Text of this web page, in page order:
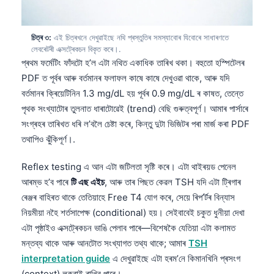
চিত্ৰ ৩: এই চিত্ৰখনে দেখুৱাইছে নথি প্ৰস্তুতিৰ সমস্যাবোৰ যিবোৰে সাধাৰণতে
লেবৰেটৰী এক্সট্ৰেকচন বিকৃত কৰে।.
প্ৰথম ফৰ্মেটিং ফাঁদটো হ’ল এটা নথিত একাধিক তাৰিখ থকা। বহুতো হস্পিটেলৰ
PDF ত পূৰ্বৰ আৰু বৰ্তমানৰ ফলাফল কাষে কাষে দেখুওৱা থাকে, আৰু যদি
বৰ্তমানৰ ক্ৰিয়েটিনিন 1.3 mg/dL হয় পূৰ্বৰ 0.9 mg/dL ৰ কাষত, তেন্তে
পৃথক সংখ্যাটোৰ তুলনাত ধাৰাটোৱেই (trend) বেছি গুৰুত্বপূৰ্ণ। আমাৰ পাৰ্সাৰে
সংগ্ৰহৰ তাৰিখত ধৰি ল’বলৈ চেষ্টা কৰে, কিন্তু দুটা ভিজিটৰ পৰা মাৰ্জ কৰা PDF
তথাপিও ঝুঁকিপূৰ্ণ।.
Reflex testing এ আন এটা জটিলতা সৃষ্টি কৰে। এটা থাইৰয়ড পেনেল
আৰম্ভ হ’ব পাৰে টি এছ এইচ, আৰু তাৰ পিছত কেৱল TSH যদি এটা ট্ৰিগাৰ
ৰেঞ্জৰ বাহিৰত থাকে তেতিয়াহে Free T4 যোগ কৰে, সেয়ে ৰিপ’ৰ্টৰ বিন্যাস
নিয়মীয়া নহৈ শর্তসাপেক্ষ (conditional) হয়। সেইবাবেই চকুত ধুনীয়া দেখা
এটা পৃষ্ঠাইও এক্সট্ৰেকচন ভাঙি পেলাব পাৰে—বিশেষকৈ যেতিয়া এটা কলামত
মন্তব্য থাকে আৰু আনটোত সংখ্যাগত তথ্য থাকে; আমাৰ TSH
interpretation guide এ দেখুৱাইছে এটা হৰম’নে কিমানখিনি প্ৰসংগ